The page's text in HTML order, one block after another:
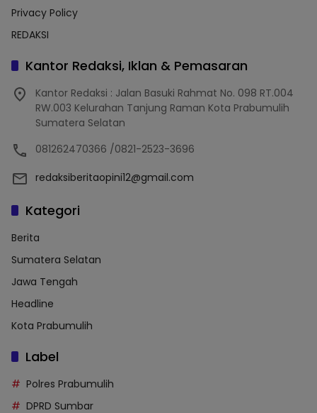
Privacy Policy
REDAKSI
Kantor Redaksi, Iklan & Pemasaran
Kantor Redaksi : Jalan Basuki Rahmat No. 098 RT.004
RW.003 Kelurahan Tanjung Raman Kota Prabumulih
Sumatera Selatan
081262470366 /0821-2523-3696
redaksiberitaopini12@gmail.com
Kategori
Berita
Sumatera Selatan
Jawa Tengah
Headline
Kota Prabumulih
Label
Polres Prabumulih
DPRD Sumbar